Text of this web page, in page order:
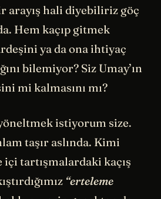
arayış hali diyebiliriz göç
Hem kaçıp gitmek
ya da ona ihtiyaç
bilemiyor? Siz Umay’ın
mi kalmasını mı?
istiyorum size.
taşır aslında. Kimi
içi tartışmalardaki kaçış
“erteleme